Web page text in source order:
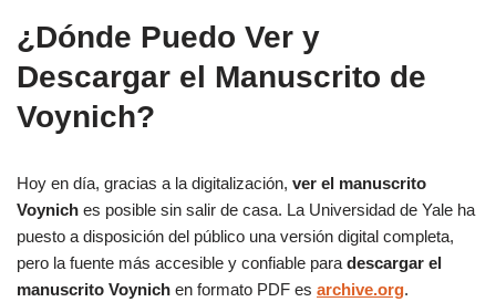
¿Dónde Puedo Ver y
Descargar el Manuscrito de
Voynich?
Hoy en día, gracias a la digitalización, ver el manuscrito
Voynich es posible sin salir de casa. La Universidad de Yale ha
puesto a disposición del público una versión digital completa,
pero la fuente más accesible y confiable para descargar el
manuscrito Voynich en formato PDF es archive.org.